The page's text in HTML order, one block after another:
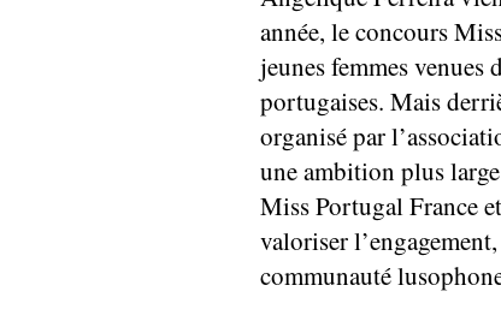
année, le concours
jeunes femmes
portugaises. Mais
organisé par
une ambition plus
Miss Portugal France
valoriser
communauté